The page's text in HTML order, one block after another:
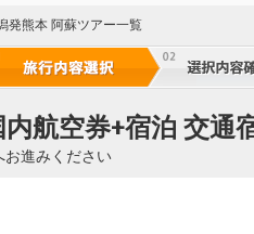
発熊本 阿蘇ツアー一覧
航空券+宿泊 交通
お進みください